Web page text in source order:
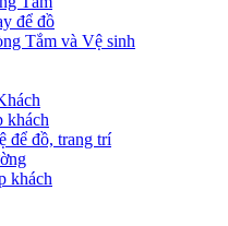
để đồ
Tắm và Vệ sinh
khách
để đồ, trang trí
khách